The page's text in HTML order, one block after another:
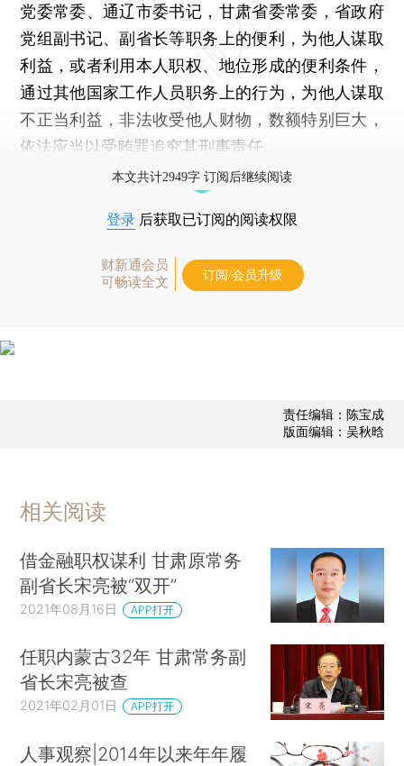
党委常委、通辽市委书记，甘肃省委常委，省政府
党组副书记、副省长等职务上的便利，为他人谋取
利益，或者利用本人职权、地位形成的便利条件，
通过其他国家工作人员职务上的行为，为他人谋取
不正当利益，非法收受他人财物，数额特别巨大，
依法应当以受贿罪追究其刑事责任。
本文共计2949字 订阅后继续阅读
登录 后获取已订阅的阅读权限
财新通会员
可畅读全文
订阅/会员升级
责任编辑：陈宝成
版面编辑：吴秋晗
相关阅读
借金融职权谋利 甘肃原常务
副省长宋亮被“双开”
2021年08月16日 APP打开
任职内蒙古32年 甘肃常务副
省长宋亮被查
2021年02月01日 APP打开
人事观察|2014年以来年年履